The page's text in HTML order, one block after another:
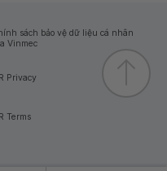
sách bảo vệ dữ liệu cá nhân
Vinmec
Privacy
Terms